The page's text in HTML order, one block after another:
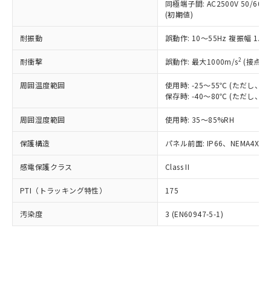
同極端子間: AC2500V 50/
(初期値)
耐振動 誤動作: 10～55Hz 複振幅
耐衝撃 誤動作: 最大1000m/s2 (接点
周囲温度範囲
使用時: -25～55℃ (ただし、氷
保存時: -40～80℃ (ただし、氷
周囲湿度範囲 使用時: 35～85%RH
保護構造 パネル前面: IP66、NEMA4X,
感電保護クラス Class II
PTI（トラッキング特性） 175
汚染度 3 (EN60947-5-1)
正式な納期状況および標準価格はお客
様のお取引先、またはお客様担当のオ
ムロン制御機器販売店・当社販売員に
オムロン制御機器販売店や当社販売拠
販売ネットワーク
」をご確認
在庫状況および標準価格結果を当社の
事前の承諾なく第三者に漏洩または開
マイパーツ機能（部品リスト作成サー
ビス）をご利用いただくには、I-Web
メンバーズにご登録されている必要が
あります。
お客様が当ウェブサイト上で当社にご
登録された部品リストについて、当社
および当社の共同利用者が、当社の製
(PBDE) 1000ppm以下、フタル酸ビス(2-エチルヘキシ
ル) (DEHP)(別名：DOP) 1000ppm以下、フタル酸ブチ
ルベンジル（BBP） 1000ppm以下、フタル酸ジブチル
（DBP） 1000ppm以下、フタル酸ジイソブチル
但し、RoHS指令で産業用監視および制御機器に対する
フタル酸エステル類の４物質については閾値を超える意
図的な使用がないことを確認しています。
※2 対応予定月
部品在庫の切り替え状況などにより、予定
月が前後することがあります。
※3 非含有証明書ダウンロード
Cr(Ⅵ)(六価クロム) : 1000ppm、 PBBs(ポリ臭化ビフェ
ニル類) : 1000ppm、 PBDEs(ポリ臭化ジフェニルエーテ
イソブチル) : 1000ppm、 BBP(フタル酸ブチルベンジ
DEHP(フタル酸ビス(2-エチルヘキシル)) : 1000ppm
※2 環境保護使用期限
「ｅ」：有害物質（10物質）のすべてが基
準値以下であることを示します。
「10」：通常の使用状況下において有害物
質が外部に漏えいし、環境に深刻な影響を
及ぼさない年数を意味します。
「－」：未確認です。当社販売部門へお問
い合わせください。
当社は規制貨物を破棄する場合は、完
いよう必要な手段を講じます。
当社は貴社製品を、核兵器、ミサイ
ル、化学兵器、生物兵器またはその他
武器並びにこれらの製造装置等に一切
当社は、貴社製品を第三者に販売する
場合は、上記1、2および3の内容を当
該第三者に通知します。また当社は、
販売先および販売に係わる関係者が違
法に輸出するおそれがある場合は、取
り引きをいたしません。
一定数以上の在庫あり
一定数には満たないが在庫あり
在庫なし(最新の在庫状況につ
いては、お客様のお取引先、ま
たはお客様担当のオムロン制御
機器販売店・当社販売員にご確
白
受注生産機種、また在庫状況の
情報を公開していない機種